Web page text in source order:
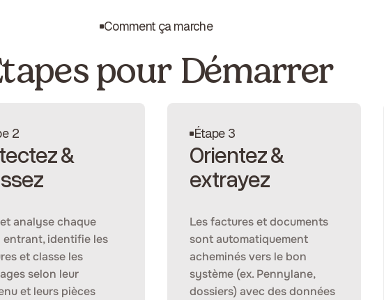
Comment ça marche
pour Démarrer
2
&
analyse chaque
entrant, identifie les
et classe les
selon leur
et leurs pièces
Étape 3
Orientez &
extrayez
Les factures et documents
sont automatiquement
acheminés vers le bon
système (ex. Pennylane,
dossiers) avec des données